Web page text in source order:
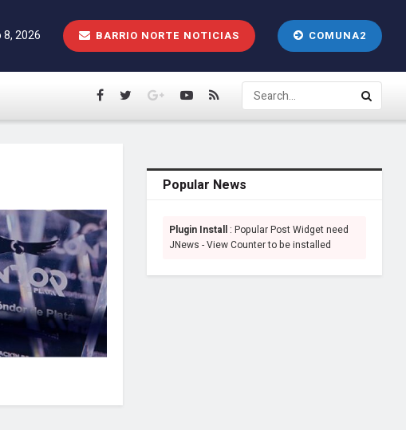
8, 2026 BARRIO NORTE NOTICIAS COMUNA2
Popular News
Plugin Install : Popular Post Widget need
JNews - View Counter to be installed